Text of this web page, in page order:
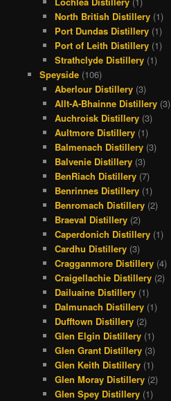
North British Distillery (1)
Port Dundas Distillery (1)
Port of Leith Distillery (1)
Strathclyde Distillery (1)
Speyside(106)
Aberlour Distillery (3)
Allt-A-Bhainne Distillery (3)
Auchroisk Distillery (3)
Aultmore Distillery (1)
Balmenach Distillery (3)
Balvenie Distillery (3)
BenRiach Distillery (7)
Benrinnes Distillery (1)
Benromach Distillery (2)
Braeval Distillery (2)
Caperdonich Distillery (1)
Cardhu Distillery (3)
Cragganmore Distillery (4)
Craigellachie Distillery (2)
Dailuaine Distillery (1)
Dalmunach Distillery (1)
Dufftown Distillery (2)
Glen Elgin Distillery (1)
Glen Grant Distillery (3)
Glen Keith Distillery (1)
Glen Moray Distillery (2)
Glen Spey Distillery (1)